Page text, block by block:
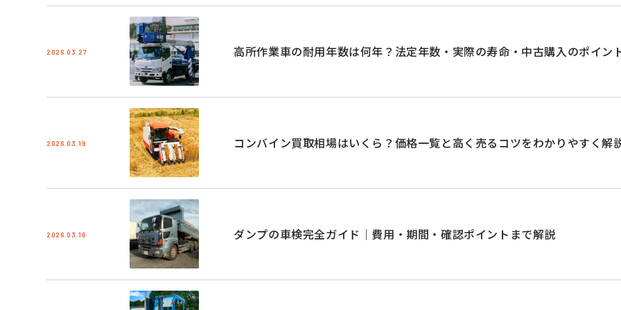
2026.03.27 高所作業車の耐用年数は何年？法定年数・実際の寿命・中古購入のポイン
2026.03.19 コンバイン買取相場はいくら？価格一覧と高く売るコツをわかりやすく解
2026.03.16 ダンプの車検完全ガイド｜費用・期間・確認ポイントまで解説